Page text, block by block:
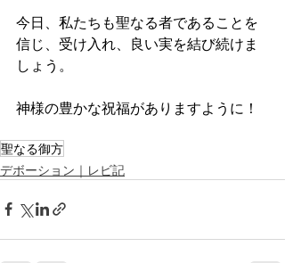
今日、私たちも聖なる者であることを
信じ、受け入れ、良い実を結び続けま
しょう。
神様の豊かな祝福がありますように！
聖なる御方
デボーション｜レビ記